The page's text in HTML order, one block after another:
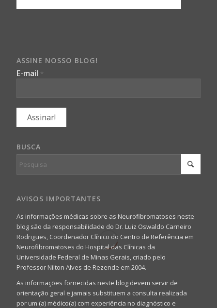
ASSINE NOSSO BLOG!
E-mail *
BUSCA
AVISOS IMPORTANTES
As informações médicas sobre as Neurofibromatoses neste
blog são da responsabilidade do Dr. Luiz Oswaldo Carneiro
Rodrigues, Coordenador Clínico do Centro de Referência em
Neurofibromatoses do Hospital das Clínicas da
Universidade Federal de Minas Gerais, criado pelo
Professor Nilton Alves de Rezende em 2004.
As informações fornecidas neste blog devem servir de
orientação geral e jamais substituem a consulta realizada
por um (a) médico(a) com experiência no diagnóstico e